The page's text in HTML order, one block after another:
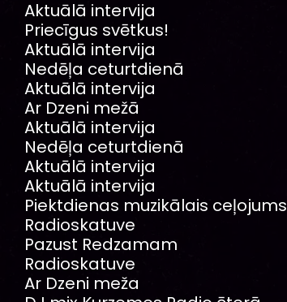
Aktuālā intervija
Priecīgus svētkus!
Aktuālā intervija
Nedēļa ceturtdienā
Aktuālā intervija
Ar Dzeni mežā
Aktuālā intervija
Nedēļa ceturtdienā
Aktuālā intervija
Aktuālā intervija
Piektdienas muzikālais ceļojums
Radioskatuve
Pazust Redzamam
Radioskatuve
Ar Dzeni meža